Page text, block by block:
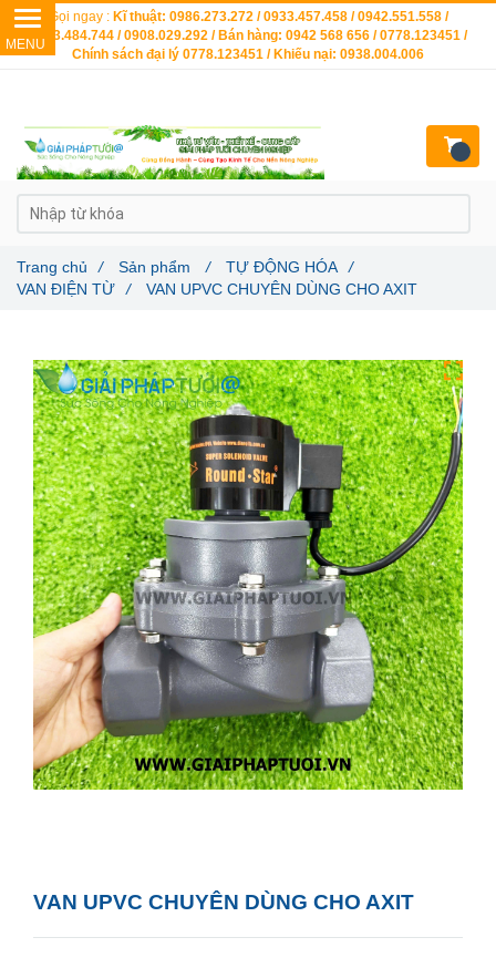
VAN UPVC CHUYÊN DÙNG CHO AXIT
Trang chủ / Sản phẩm / TỰ ĐỘNG HÓA
/
VAN ĐIỆN TỪ
/ VAN UPVC CHUYÊN DÙNG CHO AXIT
Gọi ngay : Kĩ thuật: 0986.273.272 / 0933.457.458 / 0942.551.558 /
0903.484.744 / 0908.029.292 / Bán hàng: 0942 568 656 / 0778.123451 /
Chính sách đại lý 0778.123451 / Khiếu nại: 0938.004.006